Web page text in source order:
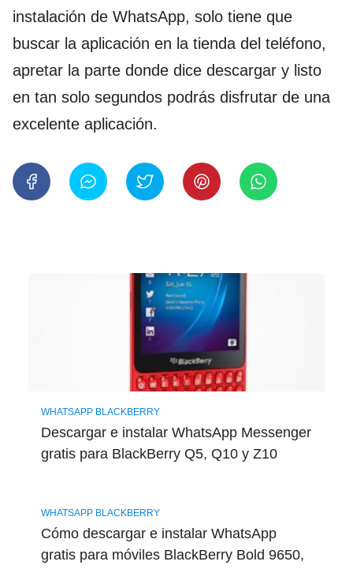
instalación de WhatsApp, solo tiene que
buscar la aplicación en la tienda del teléfono,
apretar la parte donde dice descargar y listo
en tan solo segundos podrás disfrutar de una
excelente aplicación.
WHATSAPP BLACKBERRY
Descargar e instalar WhatsApp Messenger
gratis para BlackBerry Q5, Q10 y Z10
WHATSAPP BLACKBERRY
Cómo descargar e instalar WhatsApp
gratis para móviles BlackBerry Bold 9650,